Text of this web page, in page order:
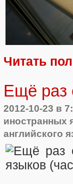
Читать
Ещё раз
2012-10-23 в
иностранных
английского